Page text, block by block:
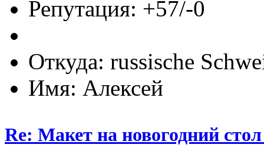
Репутация: +57/-0
Откуда: russische
Имя: Алексей
Re: Макет на новогодний